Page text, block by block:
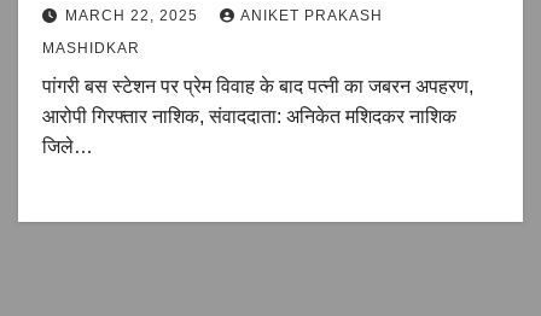
MARCH 22, 2025
ANIKET PRAKASH
MASHIDKAR
पांगरी बस स्टेशन पर प्रेम विवाह के बाद पत्नी का जबरन अपहरण,
आरोपी गिरफ्तार नाशिक, संवाददाता: अनिकेत मशिदकर नाशिक
जिले…